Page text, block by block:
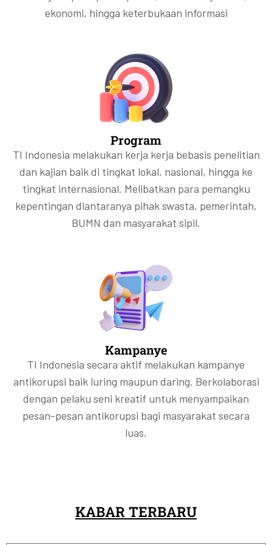
ekonomi, hingga keterbukaan informasi
Program
TI Indonesia melakukan kerja kerja bebasis penelitian
dan kajian baik di tingkat lokal, nasional, hingga ke
tingkat internasional. Melibatkan para pemangku
kepentingan diantaranya pihak swasta, pemerintah,
BUMN dan masyarakat sipil.
Kampanye
TI Indonesia secara aktif melakukan kampanye
antikorupsi baik luring maupun daring. Berkolaborasi
dengan pelaku seni kreatif untuk menyampaikan
pesan-pesan antikorupsi bagi masyarakat secara
luas.
KABAR TERBARU